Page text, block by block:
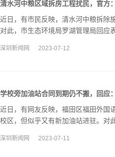
清水河中粮区域拆房工程扰民，官方
近日，有市民反映，清水河中粮拆除
对此，市生态环境局罗湖管理局回应
深圳新闻网 2023-07-12
学校旁加油站合同到期仍不搬，回应
近日，有网友反映，福田区福田外国
校区，但似乎又有新加油站进驻。对
深圳新闻网 2023-07-11